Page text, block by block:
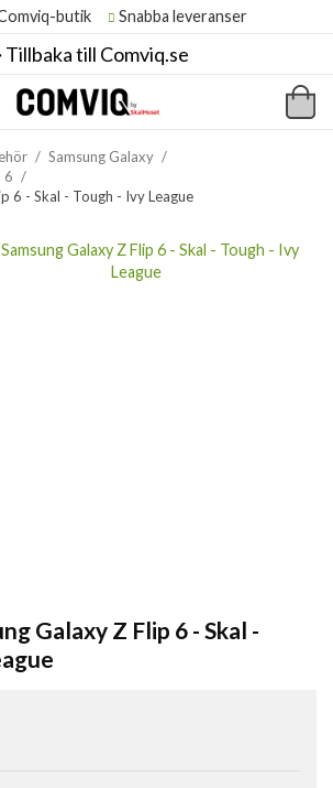
butik Snabba leveranser
till Comviq.se
/ Samsung Galaxy /
6 /
6 - Skal - Tough - Ivy League
Galaxy Z Flip 6 - Skal -